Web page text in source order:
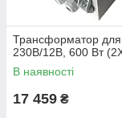
Трансформатор
230В/12В, 600 Вт
В наявності
17 459 ₴